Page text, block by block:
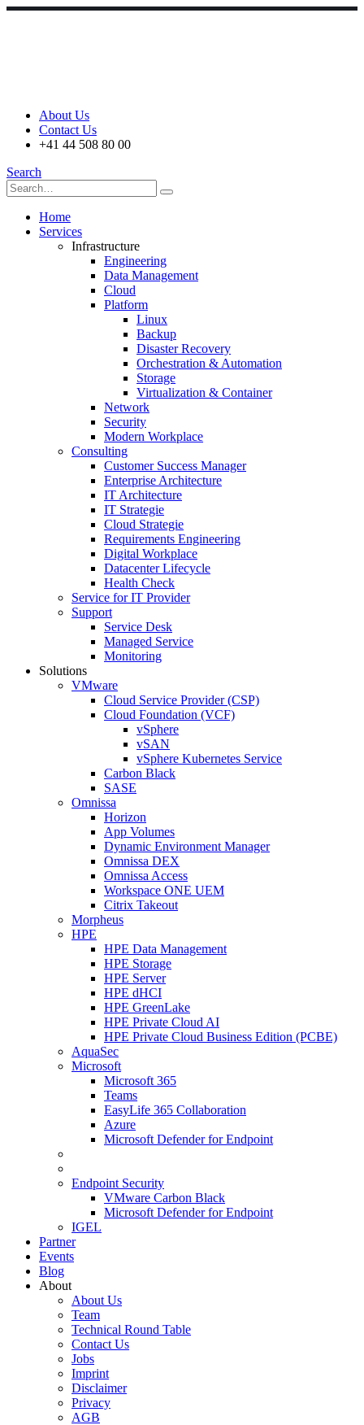
About Us
Contact Us
+41 44 508 80 00
Search
Home
Services
Infrastructure
Engineering
Data Management
Cloud
Platform
Linux
Backup
Disaster Recovery
Orchestration & Automation
Storage
Virtualization & Container
Network
Security
Modern Workplace
Consulting
Customer Success Manager
Enterprise Architecture
IT Architecture
IT Strategie
Cloud Strategie
Requirements Engineering
Digital Workplace
Datacenter Lifecycle
Health Check
Service for IT Provider
Support
Service Desk
Managed Service
Monitoring
Solutions
VMware
Cloud Service Provider (CSP)
Cloud Foundation (VCF)
vSphere
vSAN
vSphere Kubernetes Service
Carbon Black
SASE
Omnissa
Horizon
App Volumes
Dynamic Environment Manager
Omnissa DEX
Omnissa Access
Workspace ONE UEM
Citrix Takeout
Morpheus
HPE
HPE Data Management
HPE Storage
HPE Server
HPE dHCI
HPE GreenLake
HPE Private Cloud AI
HPE Private Cloud Business Edition (PCBE)
AquaSec
Microsoft
Microsoft 365
Teams
EasyLife 365 Collaboration
Azure
Microsoft Defender for Endpoint
Endpoint Security
VMware Carbon Black
Microsoft Defender for Endpoint
IGEL
Partner
Events
Blog
About
About Us
Team
Technical Round Table
Contact Us
Jobs
Imprint
Disclaimer
Privacy
AGB